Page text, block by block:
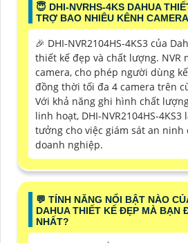
😇 DHI-NVRHS-4KS DAHUA
TRỢ BAO NHIÊU KÊNH
️🎉 DHI-NVR2104HS-4KS3 của
thiết kế đẹp và chất lượng. NVR
camera, cho phép người dùng
đồng thời tối đa 4 camera trên
Với khả năng ghi hình chất
linh hoạt, DHI-NVR2104HS-
tưởng cho việc giám sát an ninh
doanh nghiệp.
️💬 TÍNH NĂNG NỔI BẬT NÀO
DAHUA THIẾT KẾ ĐẸP MÀ BẠN
NHẤT?